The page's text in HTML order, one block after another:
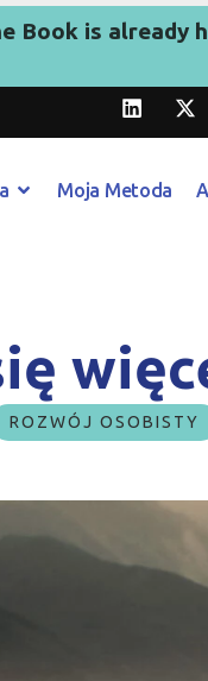
Book is already
Moja Metoda
ROZWÓJ OSOBISTY